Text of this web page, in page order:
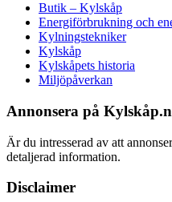
Butik – Kylskåp
Energiförbrukning och
Kylningstekniker
Kylskåp
Kylskåpets historia
Miljöpåverkan
Annonsera på
Är du intresserad av att
detaljerad information.
Disclaimer